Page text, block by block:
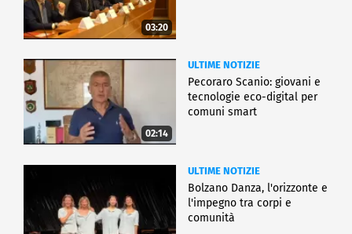
03:20
02:14
ULTIME NOTIZIE
Pecoraro Scanio: giovani e
tecnologie eco-digital per
comuni smart
ULTIME NOTIZIE
Bolzano Danza, l'orizzonte e
l'impegno tra corpi e
comunità